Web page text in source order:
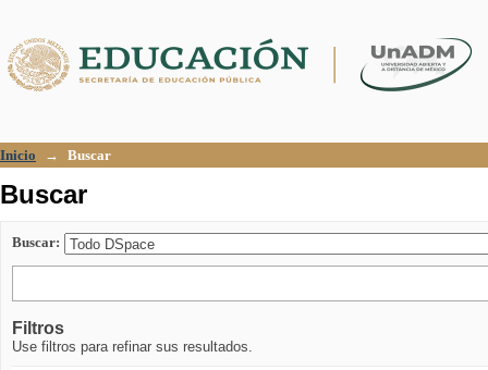
Inicio → Buscar
Buscar
Buscar:
Filtros
Use filtros para refinar sus resultados.